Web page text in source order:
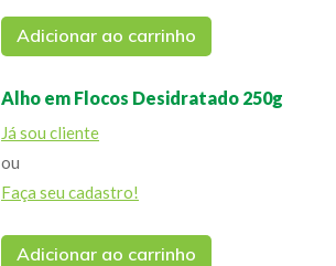
Adicionar ao carrinho
Alho em Flocos Desidratado 250g
Já sou cliente
ou
Faça seu cadastro!
Adicionar ao carrinho